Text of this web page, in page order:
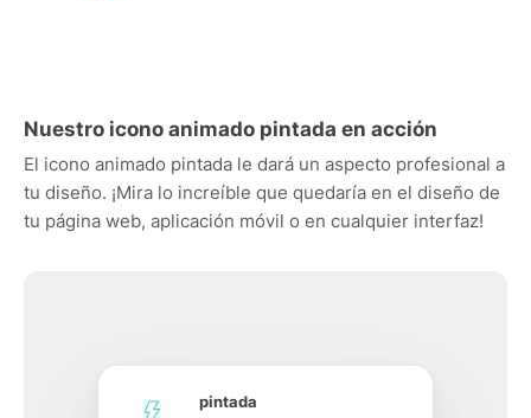
Nuestro icono animado pintada en acción
El icono animado pintada le dará un aspecto profesional a
tu diseño. ¡Mira lo increíble que quedaría en el diseño de
tu página web, aplicación móvil o en cualquier interfaz!
pintada